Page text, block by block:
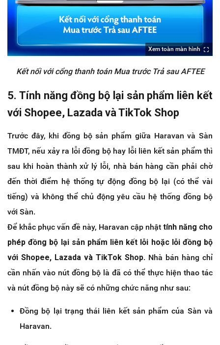
Xem toàn màn hình
Kết nối với cổng thanh toán Mua trước Trả sau AFTEE
5. Tính năng đồng bộ lại sản phẩm liên kết
với Shopee, Lazada và TikTok Shop
Trước đây, khi đồng bộ sản phẩm giữa Haravan và Sàn
TMĐT, nếu xảy ra lỗi đồng bộ hay lỗi liên kết sản phẩm thì
sau khi hoàn thành xử lý lỗi, nhà bán hàng cần phải chờ
đến thời điểm hệ thống tự động đồng bộ lại (có thể vài
tiếng) và không thể chủ động yêu cầu hệ thống đồng bộ
với Sàn.
Để khắc phục vấn đề này, Haravan cập nhật tính năng cho
phép đồng bộ lại sản phẩm liên kết lỗi hoặc lỗi đồng bộ
với Shopee, Lazada và TikTok Shop. Nhà bán hàng chỉ
cần nhấn vào nút đồng bộ là đã có thể thực hiện thao tác
và nút đồng bộ này sẽ có những chức năng như sau:
Đồng bộ lại trạng thái liên kết sản phẩm của Sàn và
Haravan.